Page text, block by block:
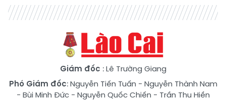
Giám đốc : Lê Trường Giang
Phó Giám đốc:Nguyễn Tiến Tuấn - Nguyễn Thành Nam
- Bùi Minh Đức- Nguyễn Quốc Chiến - Trần Thu Hiền